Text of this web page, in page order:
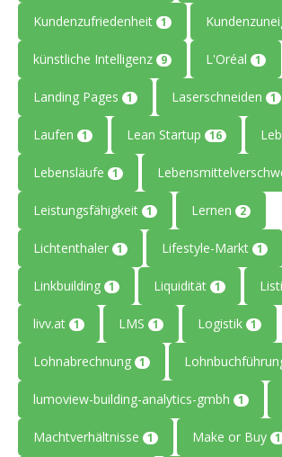
Kundenzufriedenheit 1
künstliche Intelligenz 9 L'Oréal 1
Landing Pages 1 Laserschneiden 1
Laufen 1 Lean Startup 16
Lebensläufe 1
Leistungsfähigkeit 1 Lernen 2
Lichtenthaler 1 Lifestyle-Markt 1
Linkbuilding 1 Liquidität 1
livv.at 1 LMS 1 Logistik 1
Lohnabrechnung 1
lumoview-building-analytics-gmbh 1
Machtverhältnisse 1 Make or Buy 1